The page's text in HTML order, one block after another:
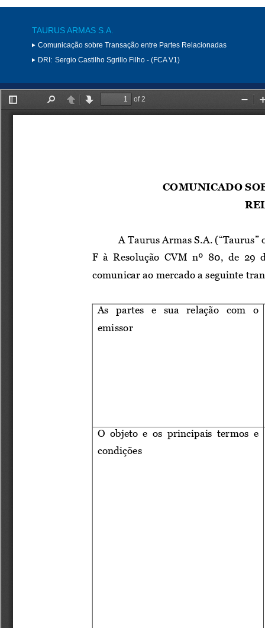
TAURUS ARMAS S.A.
Comunicação sobre Transação entre Partes Relacionadas
DRI: Sergio Castilho Sgrillo Filho - (FCA V1)